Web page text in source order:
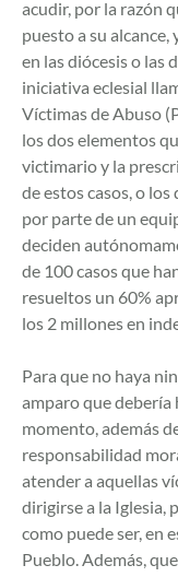
acudir, por la razón
puesto a su
en las diócesis o las
iniciativa eclesial
Víctimas de Abuso
los dos elementos
victimario y la
de estos casos, o
por parte de un
deciden
de 100 casos que
resueltos un 60%
los 2 millones en
Para que no haya
amparo que debería
momento, además
responsabilidad
atender a aquellas
dirigirse a la Iglesia,
como puede ser, en
Pueblo. Además,